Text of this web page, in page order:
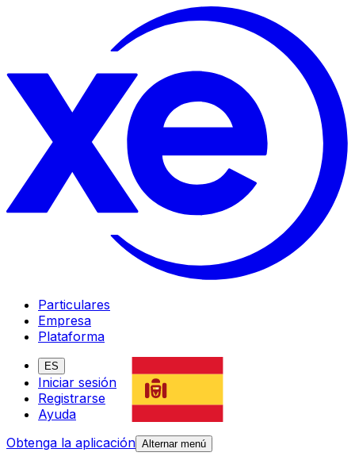
Particulares
Empresa
Plataforma
ES
Iniciar sesión
Registrarse
Ayuda
Obtenga la aplicación Alternar menú